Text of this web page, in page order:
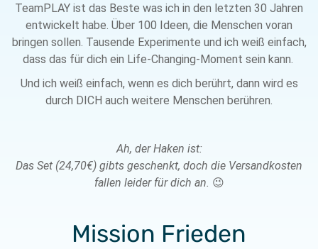
TeamPLAY ist das Beste was ich in den letzten 30 Jahren
entwickelt habe. Über 100 Ideen, die Menschen voran
bringen sollen. Tausende Experimente und ich weiß einfach,
dass das für dich ein Life-Changing-Moment sein kann.
Und ich weiß einfach, wenn es dich berührt, dann wird es
durch DICH auch weitere Menschen berühren.
Ah, der Haken ist:
Das Set (24,70€) gibts geschenkt, doch die Versandkosten
fallen leider für dich an. 😉
Mission Frieden